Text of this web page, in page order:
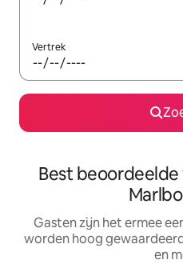
Vertrek
Best
Gasten zijn het ermee
worden hoog
en